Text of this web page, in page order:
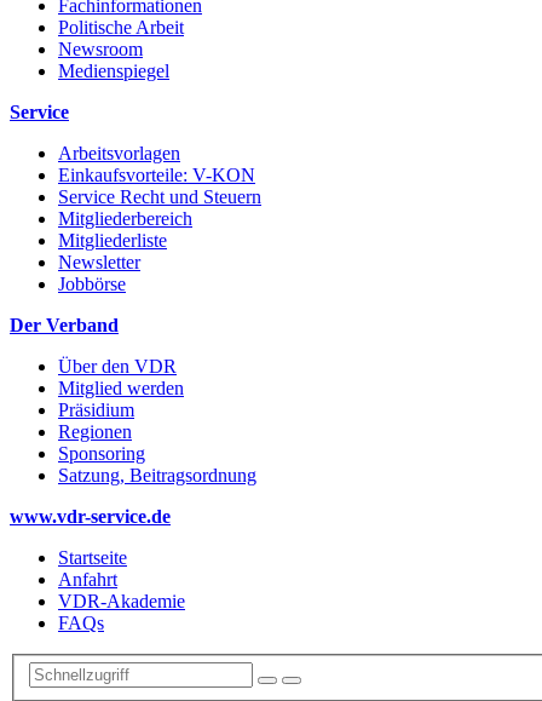
Fachinformationen
Politische Arbeit
Newsroom
Medienspiegel
Service
Arbeitsvorlagen
Einkaufsvorteile: V-KON
Service Recht und Steuern
Mitgliederbereich
Mitgliederliste
Newsletter
Jobbörse
Der Verband
Über den VDR
Mitglied werden
Präsidium
Regionen
Sponsoring
Satzung, Beitragsordnung
www.vdr-service.de
Startseite
Anfahrt
VDR-Akademie
FAQs